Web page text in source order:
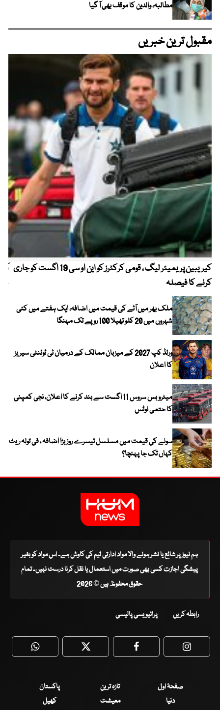
مطالبہ، والدین کا موقف بھی آ گیا
مقبول ترین خبریں
کیریبین پریمیئر لیگ ، قومی کرکٹرز کو این او سی 19 اگست کو جاری
کرنے کا فیصلہ
ملک بھر میں آٹے کی قیمت میں اضافہ، ایک ہفتے میں کئی
شہروں میں 20 کلو تھیلا 100 روپے تک مہنگا
ورلڈ کپ 2027 کے میزبان ممالک کے درمیان ٹی ٹوئنٹی سیریز
کا اعلان
میٹرو بس سروس 11 اگست سے بند کرنے کا اعلان، نجی کمپنی
کا حتمی نوٹس
سونے کی قیمت میں مسلسل تیسرے روز بڑا اضافہ ، فی تولہ ریٹ
کہاں تک جا پہنچا؟
ہم نیوز پر شائع یا نشر ہونے والا مواد ادارتی ٹیم کی کاوش ہے۔ اس مواد کو بغیر
پیشگی اجازت کسی بھی صورت میں استعمال یا نقل کرنا درست نہیں۔ تمام
حقوق محفوظ ہیں © 2026
رابطہ کریں پرائیویسی پالیسی
WhatsApp Twitter Facebook
صفحۂ اول تازہ ترین
پاکستان
دنیا
معیشت
کھیل